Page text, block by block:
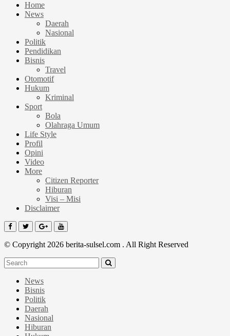
Home
News
Daerah
Nasional
Politik
Pendidikan
Bisnis
Travel
Otomotif
Hukum
Kriminal
Sport
Bola
Olahraga Umum
Life Style
Profil
Opini
Video
More
Citizen Reporter
Hiburan
Visi – Misi
Disclaimer
© Copyright 2026 berita-sulsel.com . All Right Reserved
News
Bisnis
Politik
Daerah
Nasional
Hiburan